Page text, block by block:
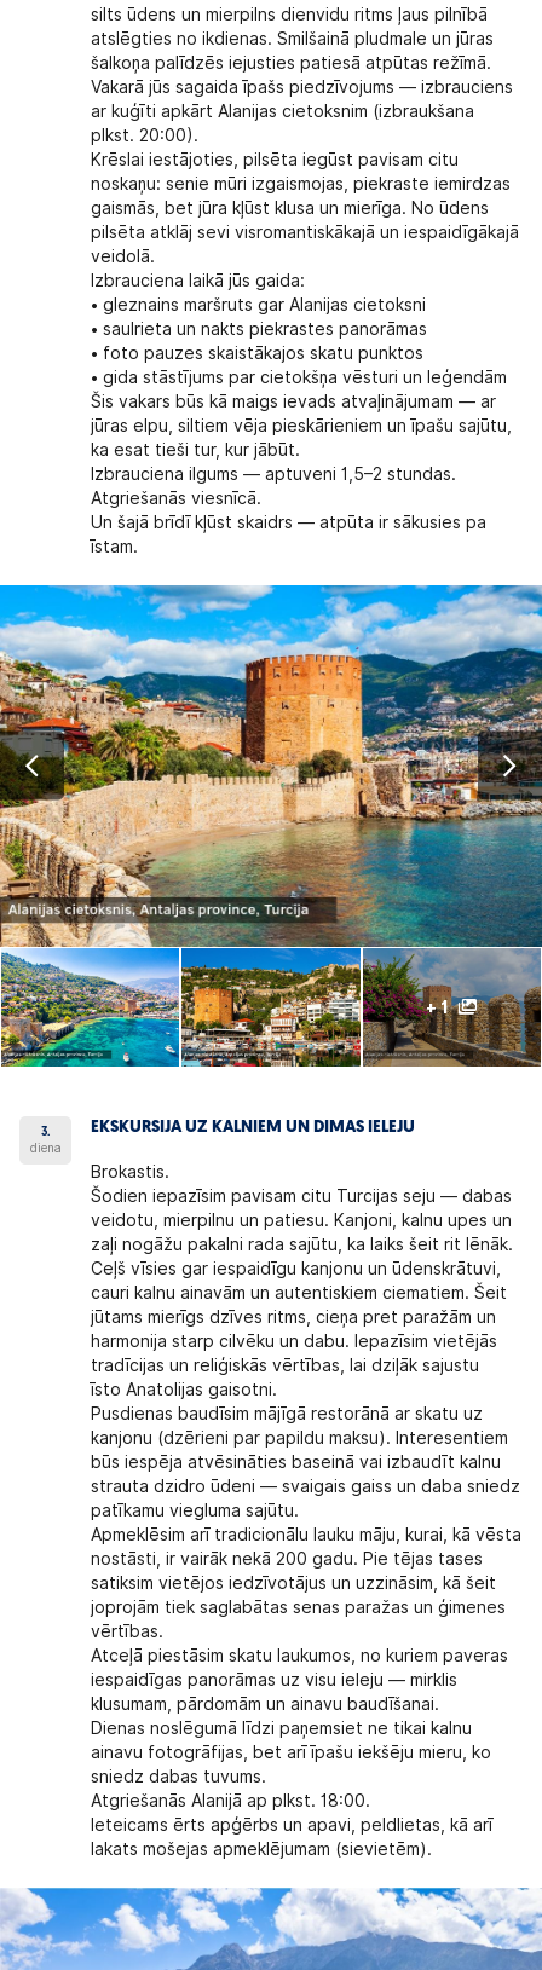
silts ūdens un mierpilns dienvidu ritms ļaus pilnībā
atslēgties no ikdienas. Smilšainā pludmale un jūras
šalkoņa palīdzēs iejusties patiesā atpūtas režīmā.
Vakarā jūs sagaida īpašs piedzīvojums — izbrauciens
ar kuģīti apkārt Alanijas cietoksnim (izbraukšana
plkst. 20:00).
Krēslai iestājoties, pilsēta iegūst pavisam citu
noskaņu: senie mūri izgaismojas, piekraste iemirdzas
gaismās, bet jūra kļūst klusa un mierīga. No ūdens
pilsēta atklāj sevi visromantiskākajā un iespaidīgākajā
veidolā.
Izbrauciena laikā jūs gaida:
• gleznains maršruts gar Alanijas cietoksni
• saulrieta un nakts piekrastes panorāmas
• foto pauzes skaistākajos skatu punktos
• gida stāstījums par cietokšņa vēsturi un leģendām
Šis vakars būs kā maigs ievads atvaļinājumam — ar
jūras elpu, siltiem vēja pieskārieniem un īpašu sajūtu,
ka esat tieši tur, kur jābūt.
Izbrauciena ilgums — aptuveni 1,5–2 stundas.
Atgriešanās viesnīcā.
Un šajā brīdī kļūst skaidrs — atpūta ir sākusies pa
īstam.
+ 1
3.
diena
EKSKURSIJA UZ KALNIEM UN DIMAS IELEJU
Brokastis.
Šodien iepazīsim pavisam citu Turcijas seju — dabas
veidotu, mierpilnu un patiesu. Kanjoni, kalnu upes un
zaļi nogāžu pakalni rada sajūtu, ka laiks šeit rit lēnāk.
Ceļš vīsies gar iespaidīgu kanjonu un ūdenskrātuvi,
cauri kalnu ainavām un autentiskiem ciematiem. Šeit
jūtams mierīgs dzīves ritms, cieņa pret paražām un
harmonija starp cilvēku un dabu. Iepazīsim vietējās
tradīcijas un reliģiskās vērtības, lai dziļāk sajustu
īstoAnatolijas gaisotni.
Pusdienas baudīsim mājīgā restorānā ar skatu uz
kanjonu (dzērieni par papildu maksu). Interesentiem
būs iespēja atvēsināties baseinā vai izbaudīt kalnu
strauta dzidro ūdeni — svaigais gaiss un daba sniedz
patīkamu viegluma sajūtu.
Apmeklēsim arī tradicionālu lauku māju, kurai, kā vēsta
nostāsti, ir vairāk nekā 200 gadu. Pie tējas tases
satiksim vietējos iedzīvotājus un uzzināsim, kā šeit
joprojām tiek saglabātas senas paražas un ģimenes
vērtības.
Atceļā piestāsim skatu laukumos, no kuriem paveras
iespaidīgas panorāmas uz visu ieleju — mirklis
klusumam, pārdomām un ainavu baudīšanai.
Dienas noslēgumā līdzi paņemsiet ne tikai kalnu
ainavu fotogrāfijas, bet arī īpašu iekšēju mieru, ko
sniedz dabas tuvums.
Atgriešanās Alanijā ap plkst. 18:00.
Ieteicams ērts apģērbs un apavi, peldlietas, kā arī
lakats mošejas apmeklējumam (sievietēm).